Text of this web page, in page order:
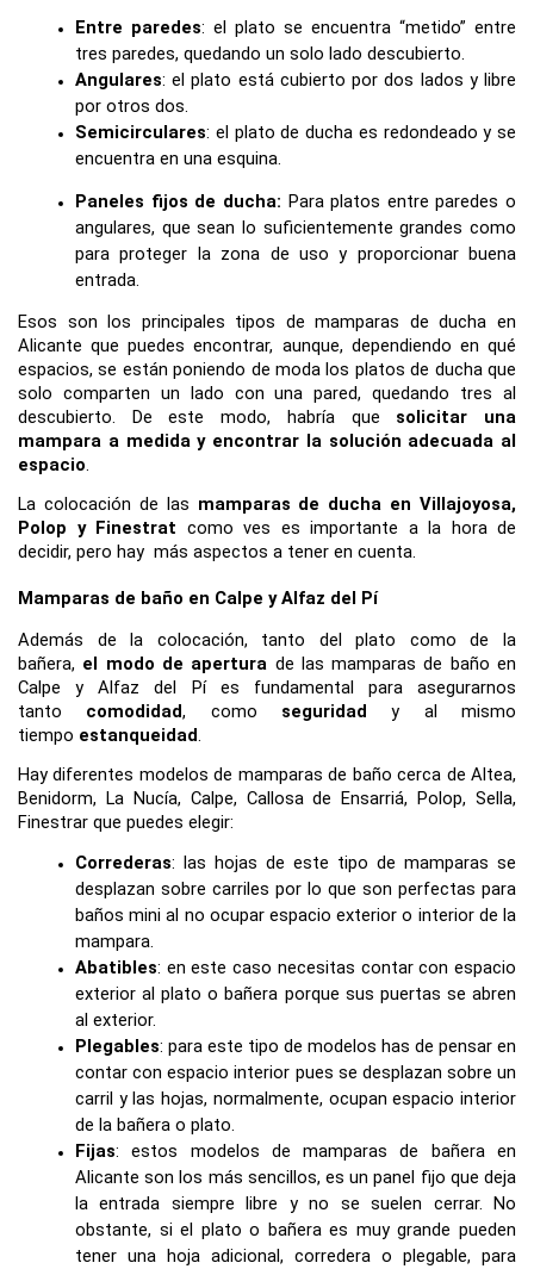
Entre paredes: el plato se encuentra “metido” entre
tres paredes, quedando un solo lado descubierto.
Angulares: el plato está cubierto por dos lados y libre
por otros dos.
Semicirculares: el plato de ducha es redondeado y se
encuentra en una esquina.
Paneles fijos de ducha: Para platos entre paredes o
angulares, que sean lo suficientemente grandes como
para proteger la zona de uso y proporcionar buena
entrada.
Esos son los principales tipos de mamparas de ducha en
Alicante que puedes encontrar, aunque, dependiendo en qué
espacios, se están poniendo de moda los platos de ducha que
solo comparten un lado con una pared, quedando tres al
descubierto. De este modo, habría que solicitar una
mampara a medida y encontrar la solución adecuada al
espacio.
La colocación de las mamparas de ducha en Villajoyosa,
Polop y Finestrat como ves es importante a la hora de
decidir, pero hay  más aspectos a tener en cuenta.
Mamparas de baño en Calpe y Alfaz del Pí
Además de la colocación, tanto del plato como de la
bañera, el modo de apertura de las mamparas de baño en
Calpe y Alfaz del Pí es fundamental para asegurarnos
tanto comodidad, como seguridad y al mismo
tiempo estanqueidad.
Hay diferentes modelos de mamparas de baño cerca de Altea,
Benidorm, La Nucía, Calpe, Callosa de Ensarriá, Polop, Sella,
Finestrar que puedes elegir:
Correderas: las hojas de este tipo de mamparas se
desplazan sobre carriles por lo que son perfectas para
baños mini al no ocupar espacio exterior o interior de la
mampara.
Abatibles: en este caso necesitas contar con espacio
exterior al plato o bañera porque sus puertas se abren
al exterior.
Plegables: para este tipo de modelos has de pensar en
contar con espacio interior pues se desplazan sobre un
carril y las hojas, normalmente, ocupan espacio interior
de la bañera o plato.
Fijas: estos modelos de mamparas de bañera en
Alicante son los más sencillos, es un panel fijo que deja
la entrada siempre libre y no se suelen cerrar. No
obstante, si el plato o bañera es muy grande pueden
tener una hoja adicional, corredera o plegable, para